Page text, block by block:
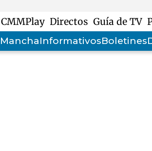
CMMPlay Directos Guía de TV
InformativosBoletines